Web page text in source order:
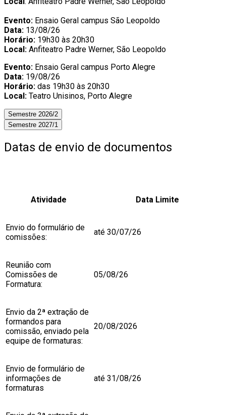
Evento: Ensaio Geral campus São Leopoldo
Data: 13/08/26
Horário: 19h30 às 20h30
Local: Anfiteatro Padre Werner, São Leopoldo
Evento: Ensaio Geral campus Porto Alegre
Data: 19/08/26
Horário: das 19h30 às 20h30
Local: Teatro Unisinos, Porto Alegre
Semestre 2026/2
Semestre 2027/1
Datas de envio de documentos
Atividade Data Limite
Envio do formulário de
comissões:
até 30/07/26
Reunião com
Comissões de
Formatura:
05/08/26
Envio da 2ª extração de
formandos para
comissão, enviado pela
equipe de formaturas:
20/08/2026
Envio de formulário de
informações de
formaturas
até 31/08/26